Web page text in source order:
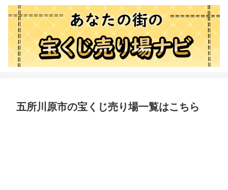
五所川原市の宝くじ売り場一覧はこちら